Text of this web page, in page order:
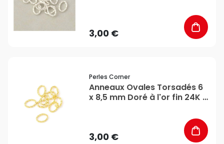
3,00 €
Perles Corner
Anneaux Ovales Torsadés 6
x 8,5 mm Doré à l'or fin 24K -
3,00 €